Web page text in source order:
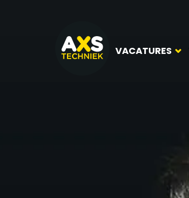
VACATURES